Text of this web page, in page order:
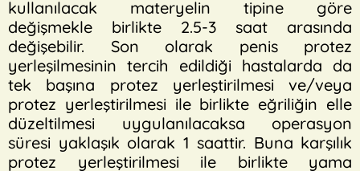
kullanılacak materyelin tipine göre
değişmekle birlikte 2.5-3 saat arasında
değişebilir. Son olarak penis protez
yerleşilmesinin tercih edildiği hastalarda da
tek başına protez yerleştirilmesi ve/veya
protez yerleştirilmesi ile birlikte eğriliğin elle
düzeltilmesi uygulanılacaksa operasyon
süresi yaklaşık olarak 1 saattir. Buna karşılık
protez yerleştirilmesi ile birlikte yama